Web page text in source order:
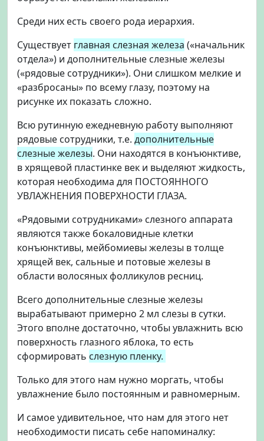
Среди них есть своего рода иерархия.
Существует главная слезная железа («начальник
отдела») и дополнительные слезные железы
(«рядовые сотрудники»). Они слишком мелкие и
«разбросаны» по всему глазу, поэтому на
рисунке их показать сложно.
Всю рутинную ежедневную работу выполняют
рядовые сотрудники, т.е. дополнительные
слезные железы. Они находятся в конъюнктиве,
в хрящевой пластинке век и выделяют жидкость,
которая необходима для ПОСТОЯННОГО
УВЛАЖНЕНИЯ ПОВЕРХНОСТИ ГЛАЗА.
«Рядовыми сотрудниками» слезного аппарата
являются также бокаловидные клетки
конъюнктивы, мейбомиевы железы в толще
хрящей век, сальные и потовые железы в
области волосяных фолликулов ресниц.
Всего дополнительные слезные железы
вырабатывают примерно 2 мл слезы в сутки.
Этого вполне достаточно, чтобы увлажнить всю
поверхность глазного яблока, то есть
сформировать слезную пленку.
Только для этого нам нужно моргать, чтобы
увлажнение было постоянным и равномерным.
И самое удивительное, что нам для этого нет
необходимости писать себе напоминалку: